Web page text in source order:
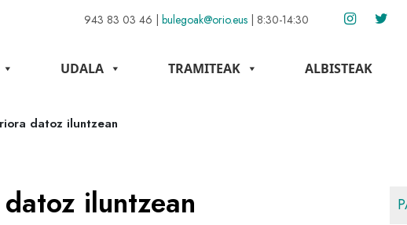
943 83 03 46 | bulegoak@orio.eus | 8:30-14:30
UDALA TRAMITEAK ALBISTEAK
datoz iluntzean
iluntzean